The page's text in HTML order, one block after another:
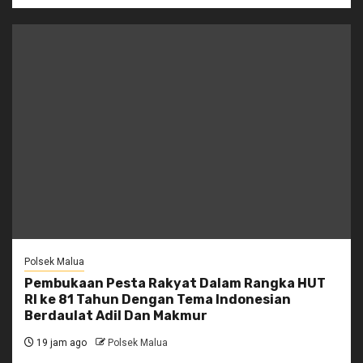
Polsek Malua
Pembukaan Pesta Rakyat Dalam Rangka HUT
RI ke 81 Tahun Dengan Tema Indonesian
Berdaulat Adil Dan Makmur
19 jam ago Polsek Malua